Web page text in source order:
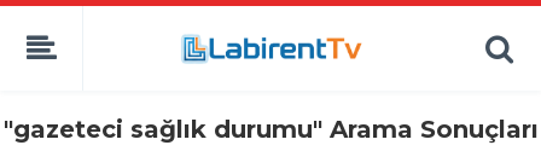
"gazeteci sağlık durumu" Arama Sonuçları